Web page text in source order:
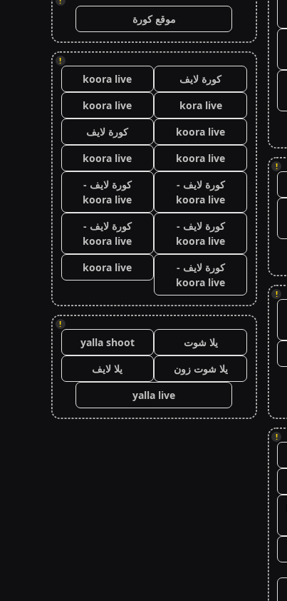
!
!
!
موقع كورة
!
كورة لايف
koora live
kora live
koora live
koora live
كورة لايف
koora live
koora live
كورة لايف -
koora live
كورة لايف -
koora live
كورة لايف -
koora live
كورة لايف -
koora live
كورة لايف -
koora live
koora live
!
يلا شوت
yalla shoot
يلا شوت زون
يلا لايف
yalla live